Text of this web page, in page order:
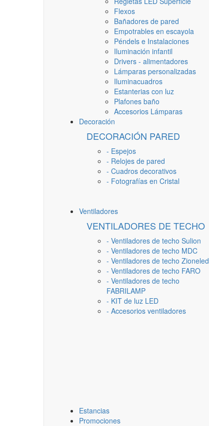
Flexos
Bañadores de pared
Empotrables en escayola
Péndels e Instalaciones
Iluminación infantil
Drivers - alimentadores
Lámparas personalizadas
Iluminacuadros
Estanterias con luz
Plafones baño
Accesorios Lámparas
Decoración
DECORACIÓN PARED
- Espejos
- Relojes de pared
- Cuadros decorativos
- Fotografías en Cristal
Ventiladores
VENTILADORES DE TECHO
- Ventiladores de techo Sulion
- Ventiladores de techo MDC
- Ventiladores de techo Zioneled
- Ventiladores de techo FARO
- Ventiladores de techo
FABRILAMP
- KIT de luz LED
- Accesorios ventiladores
Estancias
Promociones